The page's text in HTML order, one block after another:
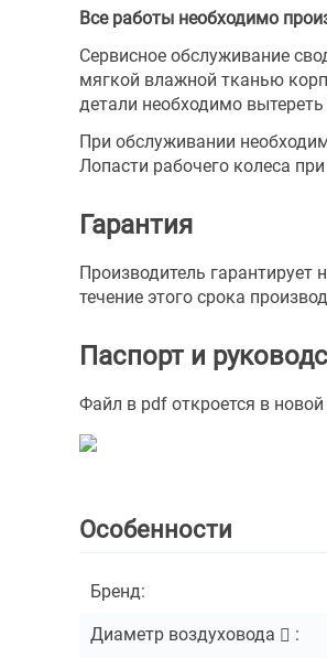
Все работы необходимо
Сервисное обслуживание
мягкой влажной тканью
детали необходимо вытереть
При обслуживании
Лопасти рабочего колеса
Гарантия
Производитель гарантирует
течение этого срока
Паспорт и
Файл в pdf откроется в
Особенности
Бренд:
Диаметр воздуховода :